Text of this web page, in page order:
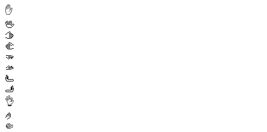
✋
🖖
🫱
🫲
🫳
🫴
🫷
🫸
👌
🤌
🤏